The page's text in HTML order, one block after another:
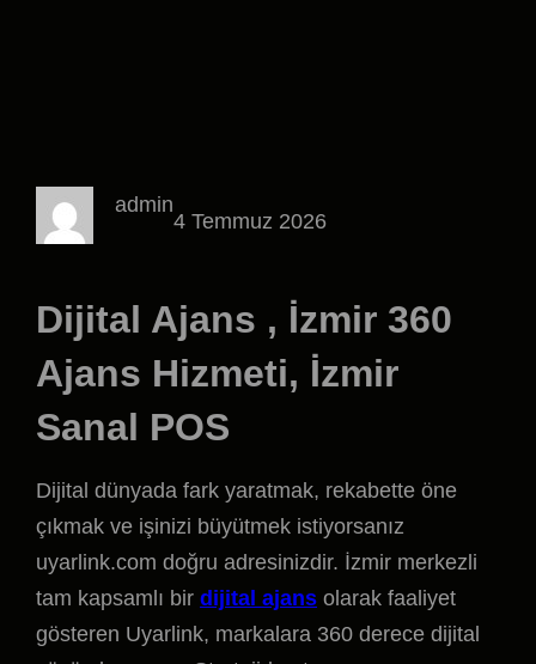
admin
4 Temmuz 2026
Dijital Ajans , İzmir 360
Ajans Hizmeti, İzmir
Sanal POS
Dijital dünyada fark yaratmak, rekabette öne
çıkmak ve işinizi büyütmek istiyorsanız
uyarlink.com doğru adresinizdir. İzmir merkezli
tam kapsamlı bir dijital ajans olarak faaliyet
gösteren Uyarlink, markalara 360 derece dijital